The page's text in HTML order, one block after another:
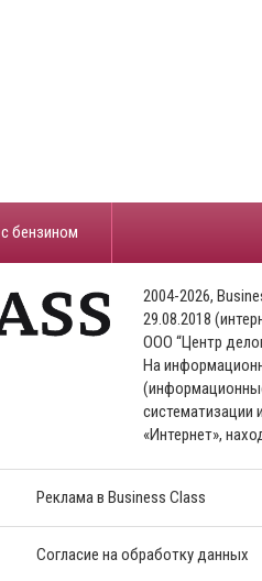
бензином
2004-2026,
29.08.2018
ООО “Центр
На
систематизации
«Интернет»,
Реклама в Business Class
Согласие на обработку данных